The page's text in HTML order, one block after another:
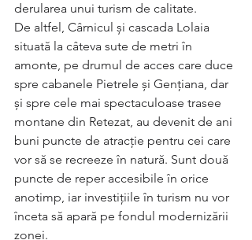
derularea unui turism de calitate.
De altfel, Cârnicul și cascada Lolaia
situată la câteva sute de metri în
amonte, pe drumul de acces care duce
spre cabanele Pietrele și Gențiana, dar
și spre cele mai spectaculoase trasee
montane din Retezat, au devenit de ani
buni puncte de atracție pentru cei care
vor să se recreeze în natură. Sunt două
puncte de reper accesibile în orice
anotimp, iar investițiile în turism nu vor
înceta să apară pe fondul modernizării
zonei.